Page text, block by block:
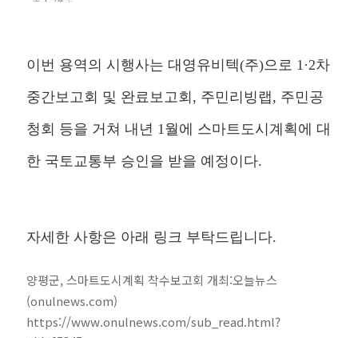
이번 용역의 시행사는 대영유비텍(주)으로 1·2차
중간보고회 및 완료보고회, 주민리빙랩, 주민공
청회 등을 거쳐 내년 1월에 스마트도시계획에 대
한 국토교통부 승인을 받을 예정이다.
자세한 사항은 아래 링크 부탁드립니다.
양평군, 스마트도시계획 착수보고회 개최:오늘뉴스
(onulnews.com)
https://www.onulnews.com/sub_read.html?